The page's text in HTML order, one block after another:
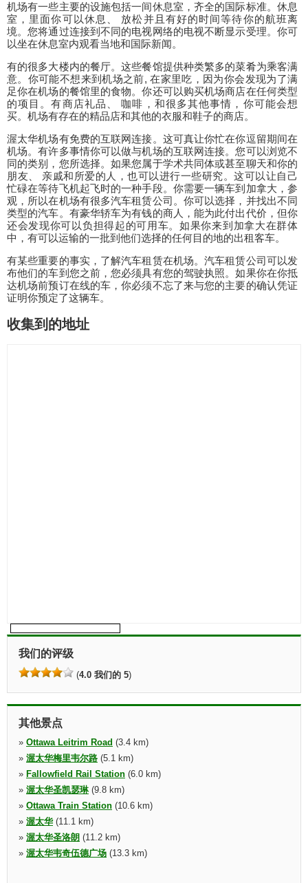
机场有一些主要的设施包括一间休息室，齐全的国际标准。休息
室，里面你可以休息、 放松并且有好的时间等待你的航班离
境。您将通过连接到不同的电视网络的电视不断显示受理。你可
以坐在休息室内观看当地和国际新闻。
有的很多大楼内的餐厅。这些餐馆提供种类繁多的菜肴为乘客满
意。你可能不想来到机场之前, 在家里吃，因为你会发现为了满
足你在机场的餐馆里的食物。你还可以购买机场商店在任何类型
的项目。有商店礼品、 咖啡，和很多其他事情，你可能会想
买。机场有存在的精品店和其他的衣服和鞋子的商店。
渥太华机场有免费的互联网连接。这可真让你忙在你逗留期间在
机场。有许多事情你可以做与机场的互联网连接。您可以浏览不
同的类别，您所选择。如果您属于学术共同体或甚至聊天和你的
朋友、 亲戚和所爱的人，也可以进行一些研究。这可以让自己
忙碌在等待飞机起飞时的一种手段。你需要一辆车到加拿大，参
观，所以在机场有很多汽车租赁公司。你可以选择，并找出不同
类型的汽车。有豪华轿车为有钱的商人，能为此付出代价，但你
还会发现你可以负担得起的可用车。如果你来到加拿大在群体
中，有可以运输的一批到他们选择的任何目的地的出租客车。
有某些重要的事实，了解汽车租赁在机场。汽车租赁公司可以发
布他们的车到您之前，您必须具有您的驾驶执照。如果你在你抵
达机场前预订在线的车，你必须不忘了来与您的主要的确认凭证
证明你预定了这辆车。
收集到的地址
我们的评级
(4.0 我们的 5)
其他景点
» Ottawa Leitrim Road (3.4 km)
» 渥太华梅里韦尔路 (5.1 km)
» Fallowfield Rail Station (6.0 km)
» 渥太华圣凯瑟琳 (9.8 km)
» Ottawa Train Station (10.6 km)
» 渥太华(11.1 km)
» 渥太华圣洛朗 (11.2 km)
» 渥太华韦奇伍德广场 (13.3 km)